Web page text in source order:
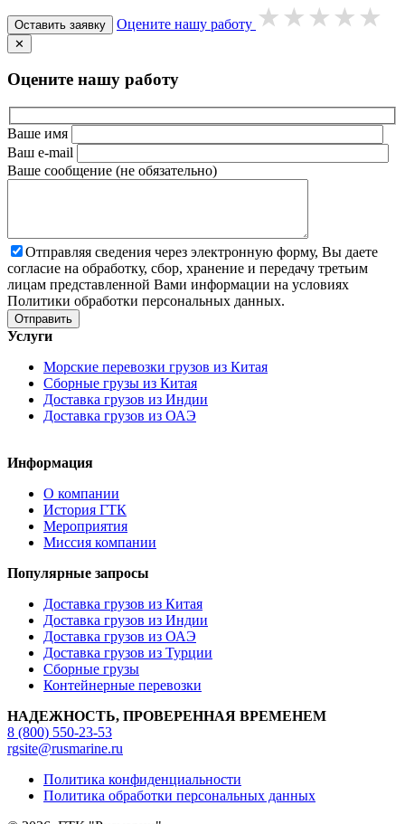
Оставить заявку Оцените нашу работу
✕
Оцените нашу работу
Ваше имя
Ваш e-mail
Ваше сообщение (не обязательно)
Отправляя сведения через электронную форму, Вы даете
согласие на обработку, сбор, хранение и передачу третьим
лицам представленной Вами информации на условиях
Политики обработки персональных данных.
Услуги
Морские перевозки грузов из Китая
Сборные грузы из Китая
Доставка грузов из Индии
Доставка грузов из ОАЭ
Информация
О компании
История ГТК
Мероприятия
Миссия компании
Популярные запросы
Доставка грузов из Китая
Доставка грузов из Индии
Доставка грузов из ОАЭ
Доставка грузов из Турции
Сборные грузы
Контейнерные перевозки
НАДЕЖНОСТЬ, ПРОВЕРЕННАЯ ВРЕМЕНЕМ
8 (800) 550-23-53
rgsite@rusmarine.ru
Политика конфиденциальности
Политика обработки персональных данных